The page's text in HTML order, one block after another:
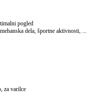
pogled
dela, športne aktivnosti, ...
za varilce